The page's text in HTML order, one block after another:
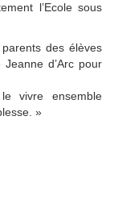
l’Ecole sous
des élèves
d’Arc pour
vivre ensemble
»